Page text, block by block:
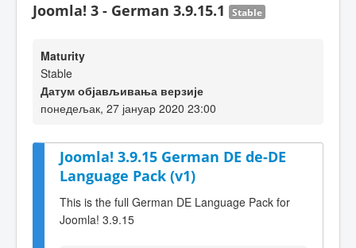
Joomla! 3 - German 3.9.15.1 Stable
Maturity
Stable
Датум објављивања верзије
понедељак, 27 јануар 2020 23:00
Joomla! 3.9.15 German DE de-DE
Language Pack (v1)
This is the full German DE Language Pack for
Joomla! 3.9.15